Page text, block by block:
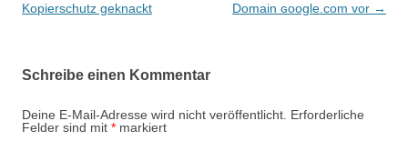
Kopierschutz geknackt
Domain ɢoogle.com vor →
Schreibe einen Kommentar
Deine E-Mail-Adresse wird nicht veröffentlicht. Erforderliche
Felder sind mit * markiert